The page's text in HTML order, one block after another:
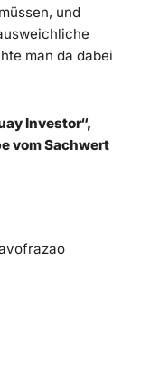
und
man da dabei
Investor“,
vom Sachwert